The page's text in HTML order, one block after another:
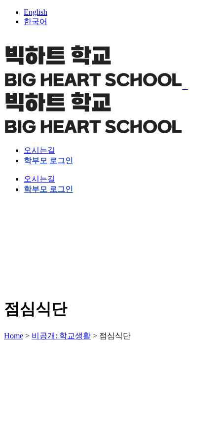
English
한국어
오시는길
학부모 로그인
오시는길
학부모 로그인
점심식단
Home > 비공개: 학교생활 > 점심식단